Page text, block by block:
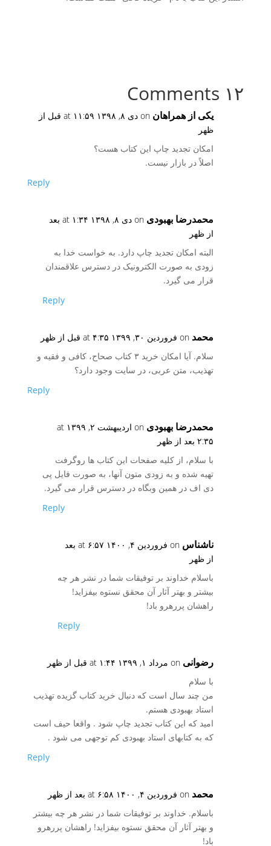
۱۲ Comments
یکی از همراهان
on دی ۸, ۱۳۹۸ at ۱۱:۵۹ قبل از
ظهر
امکان تجدید چاپ این کتاب هست؟
اصلاً در بازار نیست.
Reply
محمدرضا بهبودی
on دی ۸, ۱۳۹۸ at ۱:۳۴ بعد
از ظهر
البته امکان تجدید چاپ دارد. به خواست خدا به
زودی به صورت الکترونیک در دسترس علاقمندان
قرار می گیرد.
Reply
محمد on فروردین ۳۰, ۱۳۹۹ at ۴:۳۵ قبل از ظهر
سلام. آیا امکان خرید ۳ کتاب صحاح، کافی و فقیه و
تهذیب، متن عربی، در سایت وجود دارد؟
Reply
محمدرضا بهبودی
on اردیبهشت ۲, ۱۳۹۹ at
۲:۳۵ بعد از ظهر
با سلام، از کلیه صفحات این کتاب ها روگرفت
تهیه شده و به زودی متون آنها، به صورت فایل پی
دی اف در همین وبگاه در دسترس قرار می گیرد.
Reply
ناشناس
on فروردین ۴, ۱۴۰۰ at ۶:۵۷ بعد
از ظهر
باسلام خداوند بر توفیقات شما در نشر هر چه
بیشتر و بهتر آثار آن محقق نستوه بیفزاید!
راهشان پررهرو باد!
Reply
رضوانی on مرداد ۱, ۱۳۹۹ at ۱:۴۴ قبل از ظهر
با سلام
من چند سال است که دنبال خرید کتاب گزیده تهذیب
استاد بهبودی هستم.
امید که این کتاب تجدید چاپ شود . واقعا حیف است
که به کتابهای استاد بهبودی کم توجهی می شود .
Reply
محمد on فروردین ۴, ۱۴۰۰ at ۶:۵۸ بعد از ظهر
باسلام. خداوند بر توفیقات شما در نشر هر چه بیشتر
و بهتر آثار آن محقق نستوه بیفزاید! راهشان پررهرو
باد!